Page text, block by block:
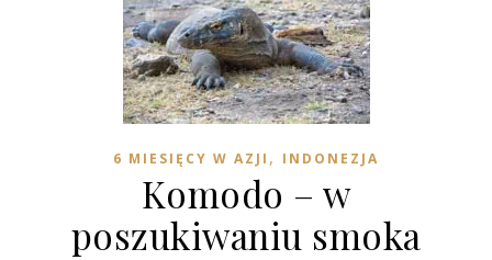
6 MIESIĘCY W AZJI , INDONEZJA
Komodo – w
poszukiwaniu smoka